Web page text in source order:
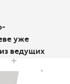
уже
ведущих